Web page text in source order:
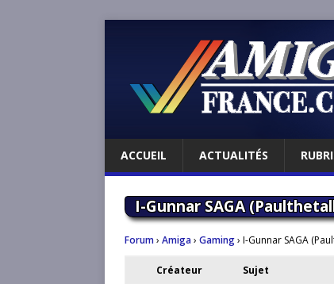
ACCUEIL ACTUALITÉS
I-Gunnar SAGA
Forum› Amiga› Gaming› I-Gunnar SAGA
Créateur Sujet